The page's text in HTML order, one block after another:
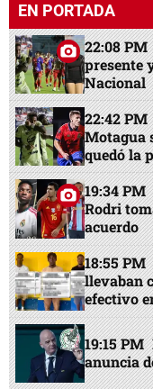
EN PORTADA
22:08 PM
presente
Nacional
22:42 PM
Motagua
quedó la
19:34 PM
Rodri
acuerdo
18:55 PM
llevaban
efectivo
19:15 PM
anuncia